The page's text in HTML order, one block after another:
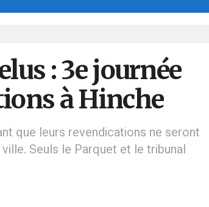
: 3e journée
à Hinche
que leurs revendications ne seront
Seuls le Parquet et le tribunal